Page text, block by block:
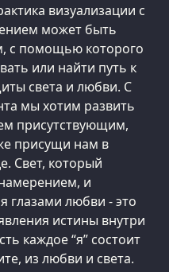
визуализации с
может быть
с помощью которого
или найти путь к
света и любви. С
мы хотим развить
присутствующим,
присущи нам в
Свет, который
и
глазами любви - это
истины внутри
каждое “я” состоит
из любви и света.